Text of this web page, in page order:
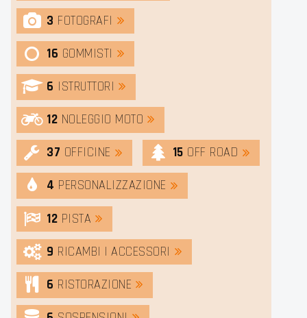
3 FOTOGRAFI
16 GOMMISTI
6 ISTRUTTORI
12 NOLEGGIO MOTO
37 OFFICINE 15 OFF ROAD
4 PERSONALIZZAZIONE
12 PISTA
9 RICAMBI | ACCESSORI
6 RISTORAZIONE